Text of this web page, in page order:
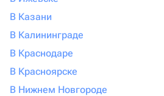
В Казани
В Калининграде
В Краснодаре
В Красноярске
В Нижнем Новгороде